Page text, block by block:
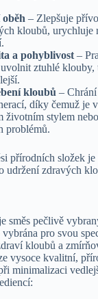
– Zlepšuje
kloubů, urychluje
a pohyblivost –
ztuhlé klouby,
kloubů –
díky čemuž je
životním stylem
problémů.
přírodních složek je
udržení zdravých
směs pečlivě
pro svou
kloubů a
vysoce kvalitní,
minimalizaci